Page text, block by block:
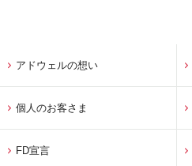
アドウェルの想い
個人のお客さま
FD宣言